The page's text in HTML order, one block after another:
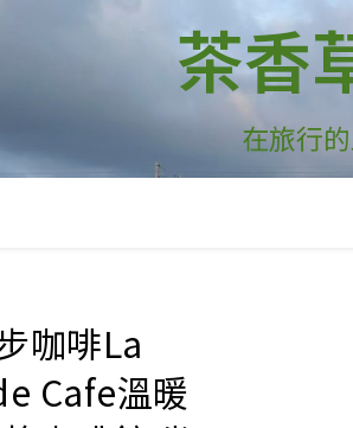
茶香
在旅行
咖啡La
Cafe溫暖